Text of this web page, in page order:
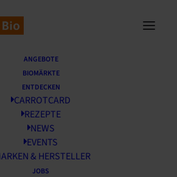
ANGEBOTE
BIOMÄRKTE
ENTDECKEN
CARROTCARD
REZEPTE
NEWS
EVENTS
& HERSTELLER
JOBS
Saftiges Sommergemüse